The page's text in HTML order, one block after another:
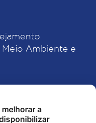
Meio Ambiente e
a